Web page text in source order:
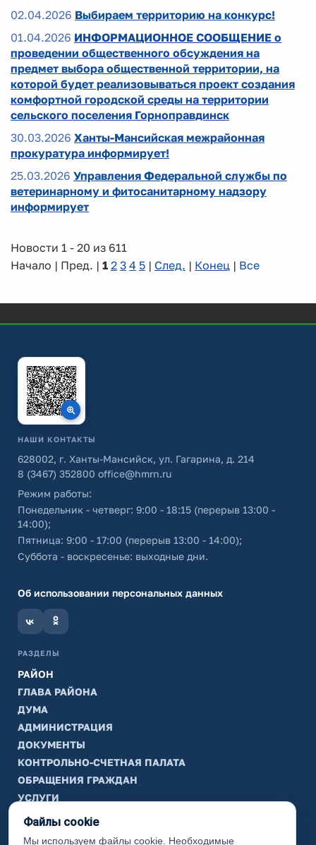
02.04.2026 Выбираем территорию на конкурс!
01.04.2026 ИНФОРМАЦИОННОЕ СООБЩЕНИЕ о
проведении общественного обсуждения на
предмет выбора общественной территории, на
которой будет реализовываться проект создания
комфортной городской среды на территории
сельского поселения Горноправдинск
30.03.2026 Ханты-Мансийская межрайонная
прокуратура информирует!
25.03.2026 Управления Федеральной службы по
ветеринарному и фитосанитарному надзору
информирует
Новости 1 - 20 из 611
Начало | Пред. | 1 2 3 4 5 | След. | Конец | Все
НАШИ КОНТАКТЫ
628002, г. Ханты-Мансийск, ул. Гагарина, д. 214
8 (3467) 352800 office@hmrn.ru
Режим работы:
Понедельник - четверг: 9:00 - 18:15 (перерыв 13:00 -
14:00);
Пятница: 9:00 - 17:00 (перерыв 13:00 - 14:00);
Суббота - воскресенье: выходные дни.
Об использовании персональных данных
РАЗДЕЛЫ
РАЙОН
ГЛАВА РАЙОНА
ДУМА
АДМИНИСТРАЦИЯ
ДОКУМЕНТЫ
КОНТРОЛЬНО-СЧЕТНАЯ ПАЛАТА
ОБРАЩЕНИЯ ГРАЖДАН
УСЛУГИ
ТИК
ИНФОРМАЦИЯ
Файлы cookie
Мы используем файлы cookie. Необходимые